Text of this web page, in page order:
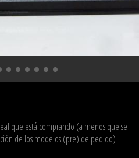
que está comprando (a menos que se
de los modelos (pre) de pedido)